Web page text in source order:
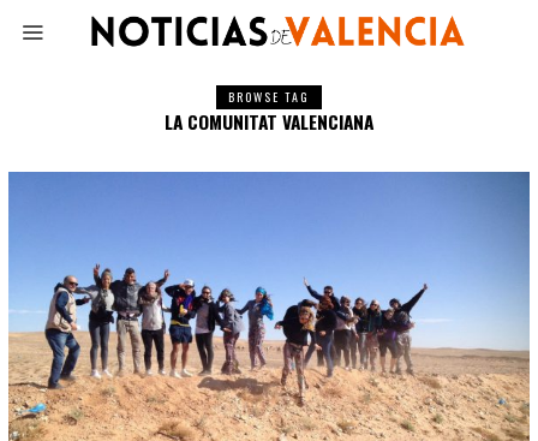
BROWSE TAG
LA COMUNITAT VALENCIANA